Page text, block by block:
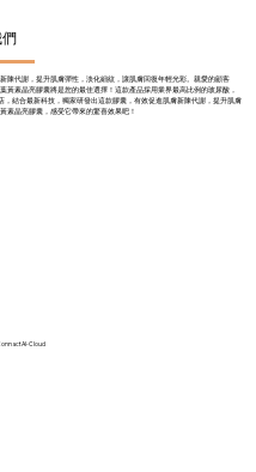
陳代謝，提升肌膚彈性，淡化細紋，讓肌膚回復年輕光彩。親愛的顧客
黃素晶亮膠囊將是您的最佳選擇！這款產品採用業界最高比例的玻尿酸，
結合最新科技，獨家研發出這款膠囊，有效促進肌膚新陳代謝，提升肌膚
素晶亮膠囊，感受它帶來的驚喜效果吧！
Cloud